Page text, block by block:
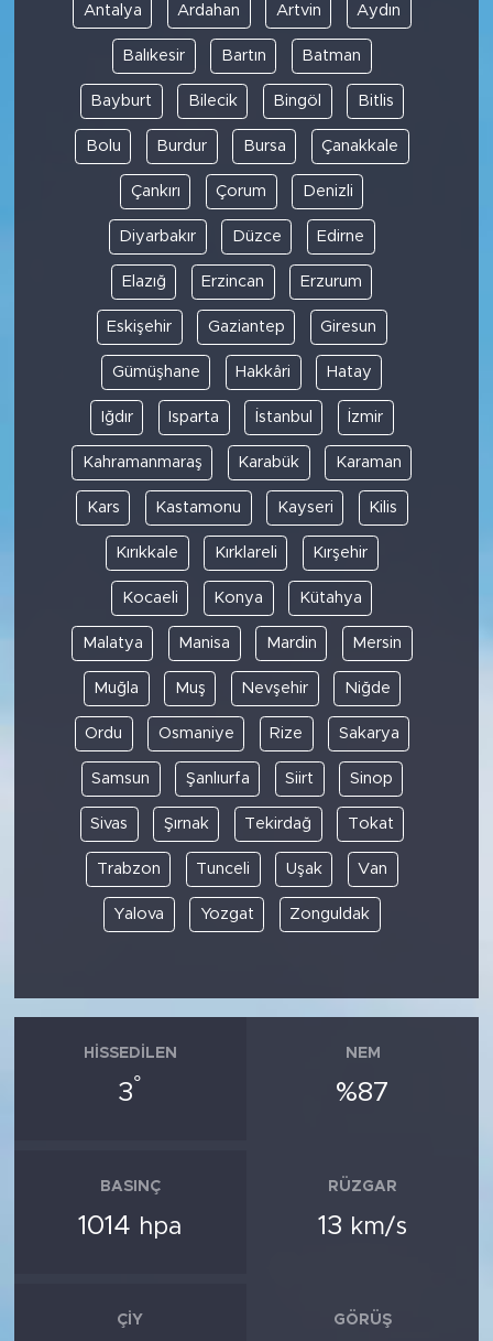
Antalya Ardahan Artvin Aydın
Balıkesir Bartın Batman
Bayburt Bilecik Bingöl Bitlis
Bolu Burdur Bursa Çanakkale
Çankırı Çorum Denizli
Diyarbakır Düzce Edirne
Elazığ Erzincan Erzurum
Eskişehir Gaziantep Giresun
Gümüşhane Hakkâri Hatay
Iğdır Isparta İstanbul İzmir
Kahramanmaraş Karabük Karaman
Kars Kastamonu Kayseri Kilis
Kırıkkale Kırklareli Kırşehir
Kocaeli Konya Kütahya
Malatya Manisa Mardin Mersin
Muğla Muş Nevşehir Niğde
Ordu Osmaniye Rize Sakarya
Samsun Şanlıurfa Siirt Sinop
Sivas Şırnak Tekirdağ Tokat
Trabzon Tunceli Uşak Van
Yalova Yozgat Zonguldak
HISSEDILEN
3°
NEM
%87
BASINÇ
1014 hpa
RÜZGAR
13 km/s
ÇIY GÖRÜŞ